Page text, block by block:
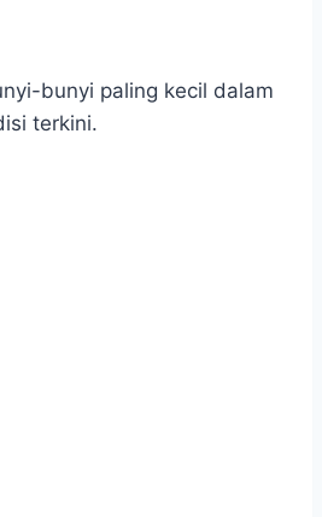
bunyi paling kecil dalam
terkini.